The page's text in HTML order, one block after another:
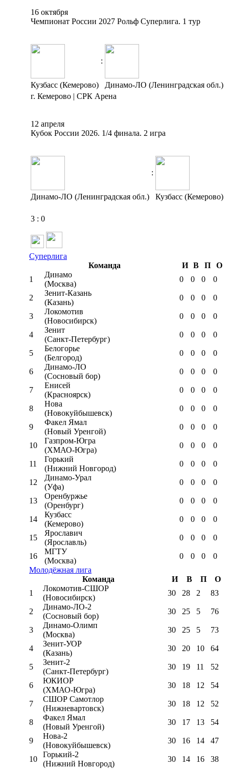
16 октября
Чемпионат России 2027 Рольф Суперлига. 1 тур
:
Кузбасс (Кемерово)
Динамо-ЛО (Ленинградская обл.)
г. Кемерово | СРК Арена
12 апреля
Кубок России 2026. 1/4 финала. 2 игра
:
Динамо-ЛО (Ленинградская обл.) Кузбасс (Кемерово)
3 : 0
Суперлига
Команда
И В П
О
1
Динамо
(Москва)
0 0 0 0
2
Зенит-Казань
(Казань)
0 0 0 0
3
Локомотив
(Новосибирск)
0 0 0 0
4
Зенит
(Санкт-Петербург)
0 0 0 0
5
Белогорье
(Белгород)
0 0 0 0
6
Динамо-ЛО
(Сосновый бор)
0 0 0 0
7
Енисей
(Красноярск)
0 0 0 0
8
Нова
(Новокуйбышевск)
0 0 0 0
9
Факел Ямал
(Новый Уренгой)
0 0 0 0
10
Газпром-Югра
(ХМАО-Югра)
0 0 0 0
11
Горький
(Нижний Новгород)
0 0 0 0
12
Динамо-Урал
(Уфа)
0 0 0 0
13
Оренбуржье
(Оренбург)
0 0 0 0
14
Кузбасс
(Кемерово)
0 0 0 0
15
Ярославич
(Ярославль)
0 0 0 0
16
МГТУ
(Москва)
0 0 0
0
Молодёжная лига
Команда
И В П
О
1
Локомотив-CШОР
(Новосибирск)
30 28 2 83
2
Динамо-ЛО-2
(Сосновый бор)
30 25 5 76
3
Динамо-Олимп
(Москва)
30 25 5 73
4
Зенит-УОР
(Казань)
30 20 10 64
5
Зенит-2
(Санкт-Петербург)
30 19 11 52
6
ЮКИОР
(ХМАО-Югра)
30 18 12 54
7
СШОР Самотлор
(Нижневартовск)
30 18 12 52
8
Факел Ямал
(Новый Уренгой)
30 17 13 54
9
Нова-2
(Новокуйбышевск)
30 16 14 47
10
Горький-2
(Нижний Новгород)
30 14 16 38